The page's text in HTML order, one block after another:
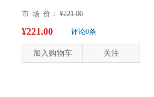
市 场 价： ¥221.00
评论0条
¥221.00
加入购物车 关注